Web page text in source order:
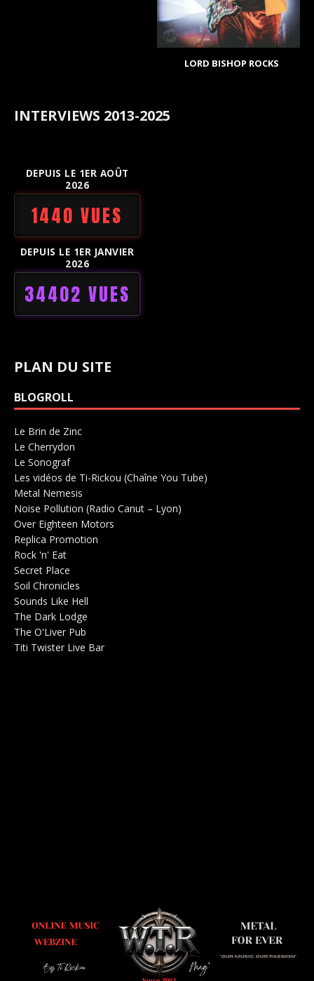
LORD BISHOP ROCKS
INTERVIEWS 2013-2025
DEPUIS LE 1ER AOÛT
2026
1440 VUES
DEPUIS LE 1ER JANVIER
2026
34402 VUES
PLAN DU SITE
BLOGROLL
Le Brin de Zinc
Le Cherrydon
Le SonografSalle de concerts 0
Les vidéos de Ti-Rickou (Chaîne You Tube)
Metal Nemesis
Noise Pollution (Radio Canut – Lyon)
Over Eighteen Motors
Replica Promotion
Rock 'n' Eat
Secret Place
Soil Chronicles
Sounds Like Hell
The Dark Lodge
The O'Liver Pub
Titi Twister Live Bar